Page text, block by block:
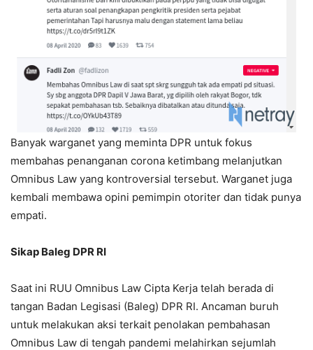
Banyak warganet yang meminta DPR untuk fokus
membahas penanganan corona ketimbang melanjutkan
Omnibus Law yang kontroversial tersebut. Warganet juga
kembali membawa opini pemimpin otoriter dan tidak punya
empati.
Sikap Baleg DPR RI
Saat ini RUU Omnibus Law Cipta Kerja telah berada di
tangan Badan Legisasi (Baleg) DPR RI. Ancaman buruh
untuk melakukan aksi terkait penolakan pembahasan
Omnibus Law di tengah pandemi melahirkan sejumlah